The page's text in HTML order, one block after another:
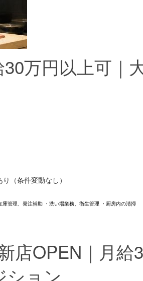
万円以上可
（条件変動なし）
管理、発注補助 ・洗い場業務、衛生管理 ・厨房内の清掃
店OPEN｜月
ション